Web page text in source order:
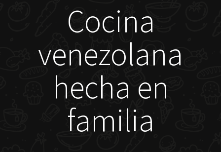
Cocina
venezolana
hecha en
familia